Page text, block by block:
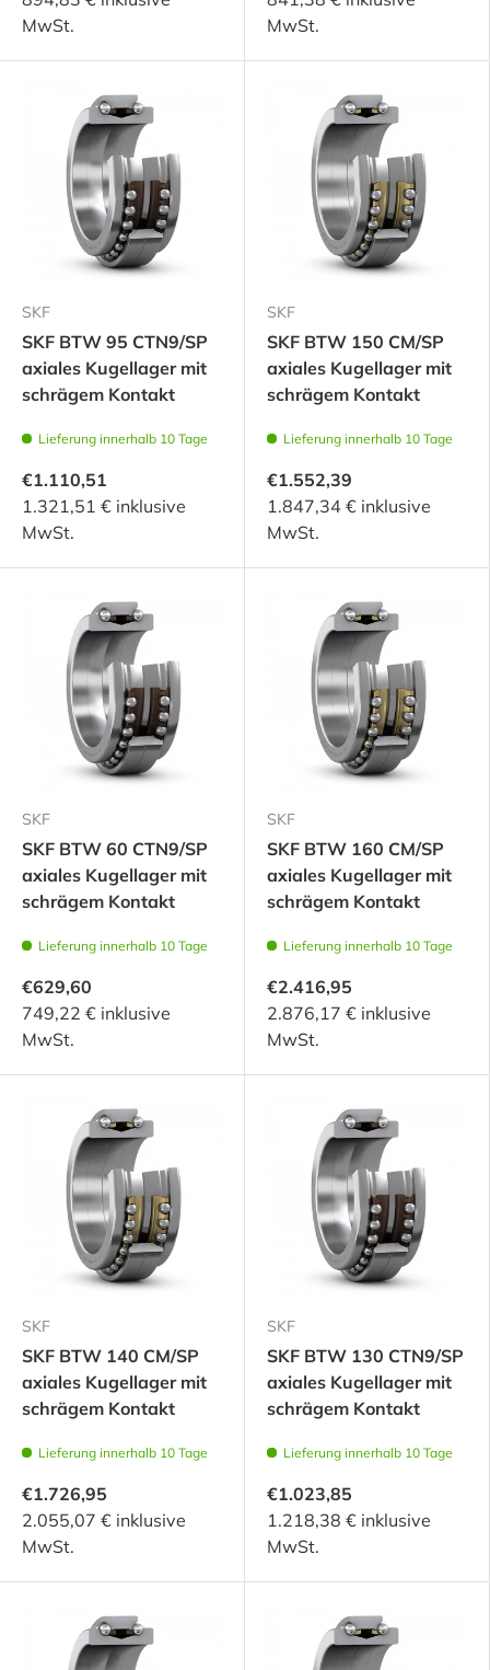
MwSt.
MwSt.
SKF
SKF BTW 95 CTN9/SP
axiales Kugellager mit
schrägem Kontakt
Lieferung innerhalb 10 Tage
€1.110,51
1.321,51 € inklusive
MwSt.
SKF
SKF BTW 150 CM/SP
axiales Kugellager mit
schrägem Kontakt
Lieferung innerhalb 10 Tage
€1.552,39
1.847,34 € inklusive
MwSt.
SKF
SKF BTW 60 CTN9/SP
axiales Kugellager mit
schrägem Kontakt
Lieferung innerhalb 10 Tage
€629,60
749,22 € inklusive
MwSt.
SKF
SKF BTW 160 CM/SP
axiales Kugellager mit
schrägem Kontakt
Lieferung innerhalb 10 Tage
€2.416,95
2.876,17 € inklusive
MwSt.
SKF
SKF BTW 140 CM/SP
axiales Kugellager mit
schrägem Kontakt
Lieferung innerhalb 10 Tage
€1.726,95
2.055,07 € inklusive
MwSt.
SKF
SKF BTW 130 CTN9/SP
axiales Kugellager mit
schrägem Kontakt
Lieferung innerhalb 10 Tage
€1.023,85
1.218,38 € inklusive
MwSt.